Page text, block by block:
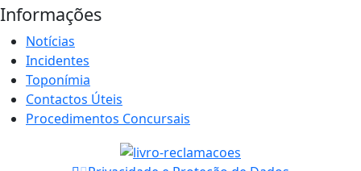
Informações
Notícias
Incidentes
Toponímia
Contactos Úteis
Procedimentos Concursais